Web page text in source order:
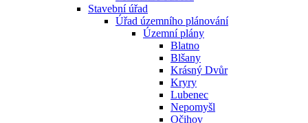
Stavební úřad
Úřad územního plánování
Územní plány
Blatno
Blšany
Krásný Dvůr
Kryry
Lubenec
Nepomyšl
Očihov